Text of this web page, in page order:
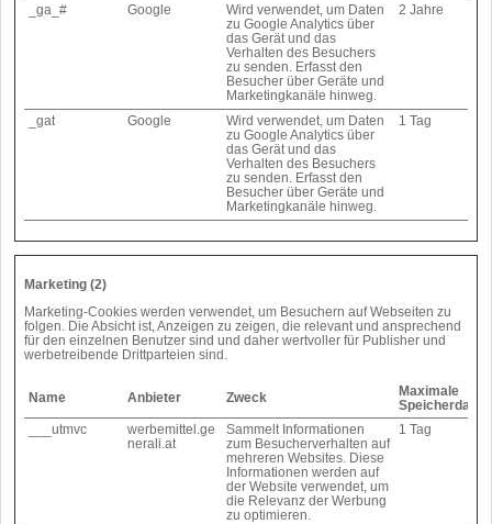
_ga_# Google
Wird verwendet, um Daten
zu Google Analytics über
das Gerät und das
Verhalten des Besuchers
zu senden. Erfasst den
Besucher über Geräte und
Marketingkanäle hinweg.
2 Jahre
_gat Google
Wird verwendet, um Daten
zu Google Analytics über
das Gerät und das
Verhalten des Besuchers
zu senden. Erfasst den
Besucher über Geräte und
Marketingkanäle hinweg.
1 Tag
Marketing (2)
Marketing-Cookies werden verwendet, um Besuchern auf Webseiten zu
folgen. Die Absicht ist, Anzeigen zu zeigen, die relevant und ansprechend
für den einzelnen Benutzer sind und daher wertvoller für Publisher und
werbetreibende Drittparteien sind.
Name Anbieter Zweck
Maximale
Speicherdauer
___utmvc
werbemittel.ge
nerali.at
Sammelt Informationen
zum Besucherverhalten auf
mehreren Websites. Diese
Informationen werden auf
der Website verwendet, um
die Relevanz der Werbung
zu optimieren.
1 Tag